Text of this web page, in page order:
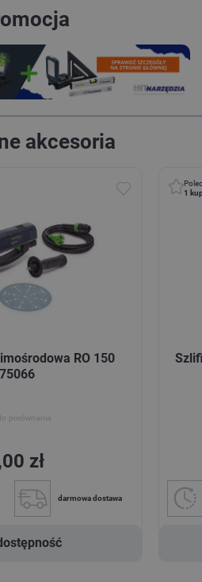
akcesoria
RO 150
porównania
zł
darmowa dostawa
1